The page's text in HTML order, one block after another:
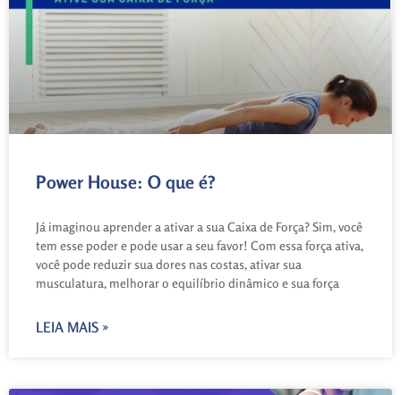
Power House: O que é?
Já imaginou aprender a ativar a sua Caixa de Força? Sim, você
tem esse poder e pode usar a seu favor! Com essa força ativa,
você pode reduzir sua dores nas costas, ativar sua
musculatura, melhorar o equilíbrio dinâmico e sua força
LEIA MAIS »